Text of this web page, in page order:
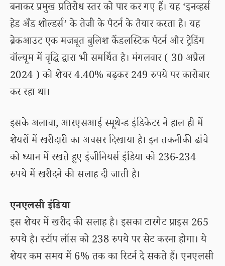
बनाकर प्रमुख प्रतिरोध स्तर को पार कर गए हैं। यह ‘इनव्हर्स
हेड अँड शोल्डर्स’ के तेजी के पैटर्न के तैयार करता है। यह
ब्रेकआउट एक मजबूत बुलिश कैंडलस्टिक पैटर्न और ट्रेडिंग
वॉल्यूम में वृद्धि द्वारा भी समर्थित है। मंगलवार ( 30 अप्रैल
2024 ) को शेयर 4.40% बढ़कर 249 रुपये पर कारोबार
कर रहा था।
इसके अलावा, आरएसआई स्मूथेन्ड इंडिकेटर ने हाल ही में
शेयरों में खरीदारी का अवसर दिखाया है। इन तकनीकी ढांचे
को ध्यान में रखते हुए इंजीनियर्स इंडिया को 236-234
रुपये में खरीदने की सलाह दी जाती है।
एनएलसी इंडिया
इस शेयर में खरीद की सलाह है। इसका टारगेट प्राइस 265
रुपये है। स्टॉप लॉस को 238 रुपये पर सेट करना होगा। ये
शेयर कम समय में 6% तक का रिटर्न दे सकते हैं। एनएलसी